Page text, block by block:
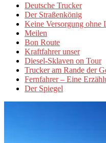
Deutsche Trucker
Der Straßenkönig
Keine Versorgung ohne
Meilen
Bon Route
Kraftfahrer unser
Diesel-Sklaven on Tour
Trucker am Rande der
Fernfahrer – Eine
Der Spiegel